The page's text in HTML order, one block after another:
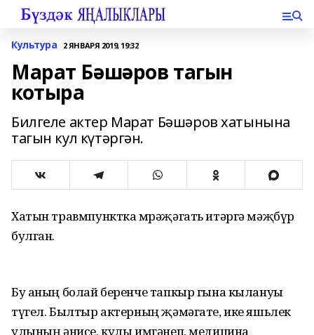
Культура 2 ЯНВАРЯ 2019, 19:32
Марат Бәшәров тагын
котыра
Билгеле актер Марат Бәшәров хатынына
тагын кул күтәргән.
Хатын травмпунктка мөрәҗәгать итәргә мәҗбүр
булган.
Бу аның болай беренче тапкыр гына кылануы
түгел. Былтыр актерның җәмәгате, ике яшьлек
улының әнисе, кулы имгәнеп, медицина